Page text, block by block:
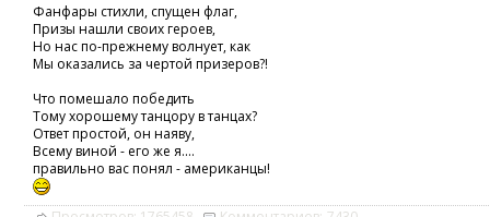
Фанфары стихли, спущен флаг,
Призы нашли своих героев,
Но нас по-прежнему волнует, как
Мы оказались за чертой призеров?!
Что помешало победить
Тому хорошему танцору в танцах?
Ответ простой, он наяву,
Всему виной - его же я....
правильно вас понял - американцы!